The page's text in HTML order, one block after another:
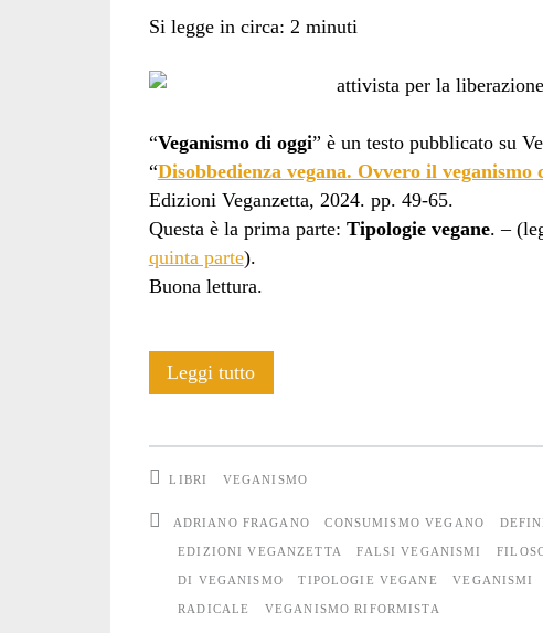
vegan</span>
Si legge in circa: 2 minuti
“Veganismo di oggi” è un testo pubblicato su
“Disobbedienza vegana. Ovvero il veganismo
Edizioni Veganzetta, 2024. pp. 49-65.
Questa è la prima parte: Tipologie vegane. –
quinta parte).
Buona lettura.
Leggi tuttoVeganismi
vegane
LIBRI VEGANISMO
ADRIANO FRAGANO CONSUMISMO VEGANO
EDIZIONI VEGANZETTA FALSI VEGANISMI
DI VEGANISMO TIPOLOGIE VEGANE VEGANISMI
RADICALE VEGANISMO RIFORMISTA